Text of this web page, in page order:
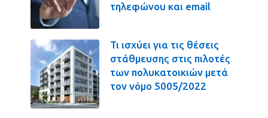
τηλεφώνου και email
Τι ισχύει για τις θέσεις
στάθμευσης στις πιλοτές
των πολυκατοικιών μετά
τον νόμο 5005/2022